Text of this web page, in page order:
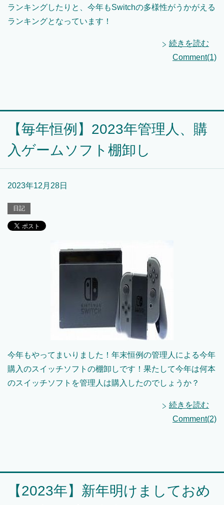
ランキングしたりと、今年もSwitchの多様性がうかがえる
ランキングとなっています！
続きを読む
Comment(1)
【毎年恒例】2023年管理人、購
入ゲームソフト棚卸し
2023年12月28日
日記
今年もやってまいりました！年末恒例の管理人による今年
購入のスイッチソフトの棚卸しです！果たして今年は何本
のスイッチソフトを管理人は購入したのでしょうか？
続きを読む
Comment(2)
【2023年】新年明けましておめ